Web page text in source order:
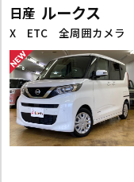
日産 ルークス